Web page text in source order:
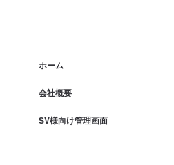
ホーム
会社概要
SV様向け管理画面